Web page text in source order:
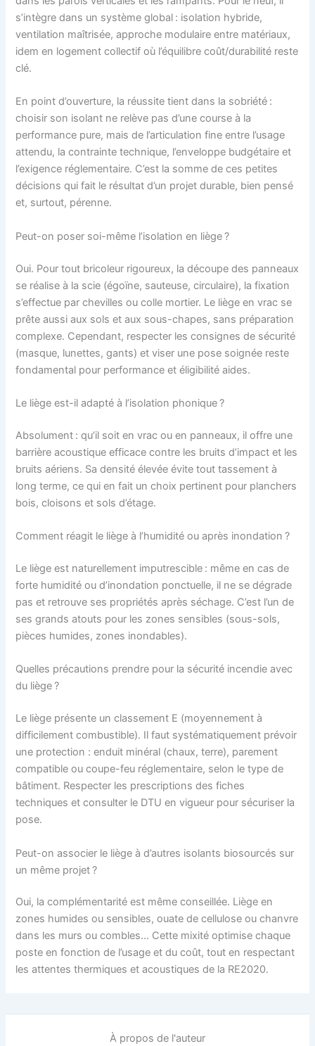
s’intègre dans un système global : isolation hybride,
ventilation maîtrisée, approche modulaire entre matériaux,
idem en logement collectif où l’équilibre coût/durabilité reste
clé.
En point d’ouverture, la réussite tient dans la sobriété :
choisir son isolant ne relève pas d’une course à la
performance pure, mais de l’articulation fine entre l’usage
attendu, la contrainte technique, l’enveloppe budgétaire et
l’exigence réglementaire. C’est la somme de ces petites
décisions qui fait le résultat d’un projet durable, bien pensé
et, surtout, pérenne.
Peut-on poser soi-même l’isolation en liège ?
Oui. Pour tout bricoleur rigoureux, la découpe des panneaux
se réalise à la scie (égoïne, sauteuse, circulaire), la fixation
s’effectue par chevilles ou colle mortier. Le liège en vrac se
prête aussi aux sols et aux sous-chapes, sans préparation
complexe. Cependant, respecter les consignes de sécurité
(masque, lunettes, gants) et viser une pose soignée reste
fondamental pour performance et éligibilité aides.
Le liège est-il adapté à l’isolation phonique ?
Absolument : qu’il soit en vrac ou en panneaux, il offre une
barrière acoustique efficace contre les bruits d’impact et les
bruits aériens. Sa densité élevée évite tout tassement à
long terme, ce qui en fait un choix pertinent pour planchers
bois, cloisons et sols d’étage.
Comment réagit le liège à l’humidité ou après inondation ?
Le liège est naturellement imputrescible : même en cas de
forte humidité ou d’inondation ponctuelle, il ne se dégrade
pas et retrouve ses propriétés après séchage. C’est l’un de
ses grands atouts pour les zones sensibles (sous-sols,
pièces humides, zones inondables).
Quelles précautions prendre pour la sécurité incendie avec
du liège ?
Le liège présente un classement E (moyennement à
difficilement combustible). Il faut systématiquement prévoir
une protection : enduit minéral (chaux, terre), parement
compatible ou coupe-feu réglementaire, selon le type de
bâtiment. Respecter les prescriptions des fiches
techniques et consulter le DTU en vigueur pour sécuriser la
pose.
Peut-on associer le liège à d’autres isolants biosourcés sur
un même projet ?
Oui, la complémentarité est même conseillée. Liège en
zones humides ou sensibles, ouate de cellulose ou chanvre
dans les murs ou combles… Cette mixité optimise chaque
poste en fonction de l’usage et du coût, tout en respectant
les attentes thermiques et acoustiques de la RE2020.
À propos de l'auteur